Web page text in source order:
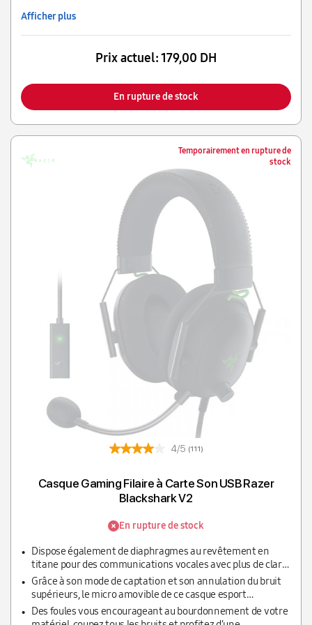
Afficher plus
Prix actuel:179,00 DH
En rupture de stock
Temporairement en rupture de
stock
4/5 (111)
Casque Gaming Filaire à Carte Son USB Razer
Blackshark V2
En rupture de stock
Dispose également de diaphragmes au revêtement en
titane pour des communications vocales avec plus de clarté
pour que toutes les communications entrantes soient
claires comme de l’eau de roche.
Grâce à son mode de captation et son annulation du bruit
supérieurs, le micro amovible de ce casque esport
ultraléger fournit une obstruction minimale grâce à sa
conception ouverte ce qui permet au son d’être plus clair et
Des foules vous encourageant au bourdonnement de votre